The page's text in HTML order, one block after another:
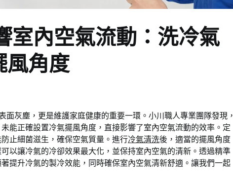
室內空氣流動：洗冷氣
風角度
面灰塵，更是維護家庭健康的重要一環。小川職人專業團隊發現，
能正確設置冷氣擺風角度，直接影響了室內空氣流動的效率。定
止細菌滋生，確保空氣質量。進行冷氣清洗後，適當的擺風角度
以讓冷氣的冷卻效果最大化，並保持室內空氣的清新。透過精準
提升冷氣的製冷效能，同時確保室內空氣清新舒適。讓我們一起